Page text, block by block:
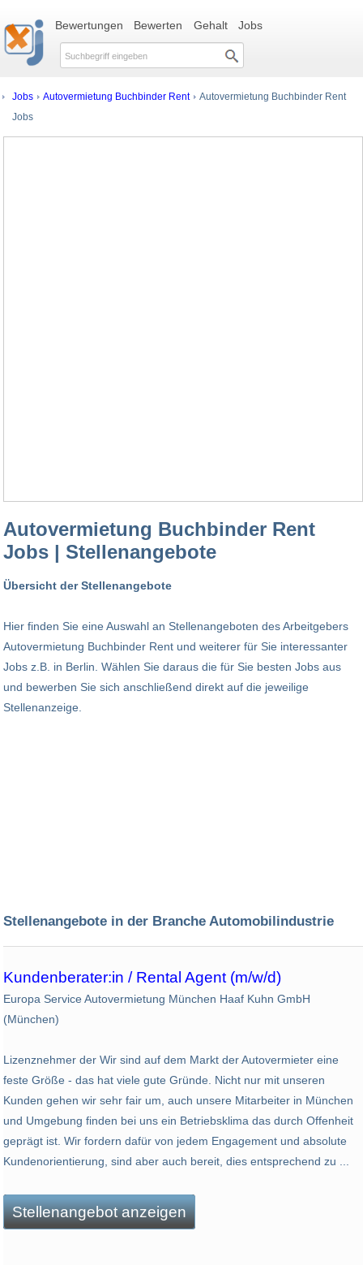
Bewertungen Bewerten Gehalt Jobs
Jobs Autovermietung Buchbinder Rent Autovermietung Buchbinder Rent
Jobs
Autovermietung Buchbinder Rent
Jobs | Stellenangebote
Übersicht der Stellenangebote
Hier finden Sie eine Auswahl an Stellenangeboten des Arbeitgebers
Autovermietung Buchbinder Rent und weiterer für Sie interessanter
Jobs z.B. in Berlin. Wählen Sie daraus die für Sie besten Jobs aus
und bewerben Sie sich anschließend direkt auf die jeweilige
Stellenanzeige.
Stellenangebote in der Branche Automobilindustrie
Kundenberater:in / Rental Agent (m/w/d)
Europa Service Autovermietung München Haaf Kuhn GmbH
(München)
Lizenznehmer der Wir sind auf dem Markt der Autovermieter eine
feste Größe - das hat viele gute Gründe. Nicht nur mit unseren
Kunden gehen wir sehr fair um, auch unsere Mitarbeiter in München
und Umgebung finden bei uns ein Betriebsklima das durch Offenheit
geprägt ist. Wir fordern dafür von jedem Engagement und absolute
Kundenorientierung, sind aber auch bereit, dies entsprechend zu ...
Stellenangebot anzeigen